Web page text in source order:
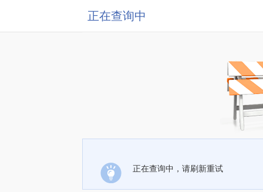
正在查询中
正在查询中，请刷新重试